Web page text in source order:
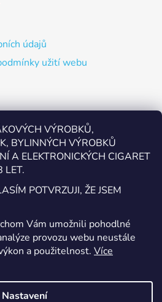
VÝROBKŮ,
BYLINNÝCH VÝROBKŮ
A ELEKTRONICKÝCH CIGARET
LET.
POTVRZUJI, ŽE JSEM
Vám umožnili pohodlné
provozu webu neustále
a použitelnost. Více
Nastavení
údajů
užití webu
budeme zasílat informace o
e-shopu.
s
podmínkami ochrany